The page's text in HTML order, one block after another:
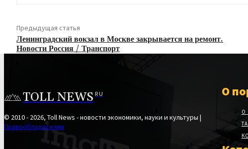
Предыдущая статья
Ленинградский вокзал в Москве закрывается на ремонт.
Новости Россия / Транспорт
TOLL NEWS RU
© 2010 - 2026, Toll News - новости экономики, науки и культуры |
Правообладателям
О
О